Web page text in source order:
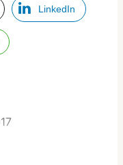
LinkedIn